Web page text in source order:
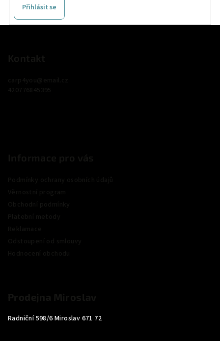
Přihlásit se
Radniční 598/6 Miroslav 671 72